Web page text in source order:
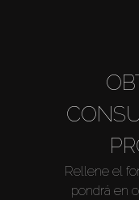
Rellene el
pondrá en